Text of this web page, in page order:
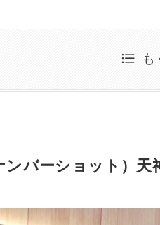
も
ンバーショット）天